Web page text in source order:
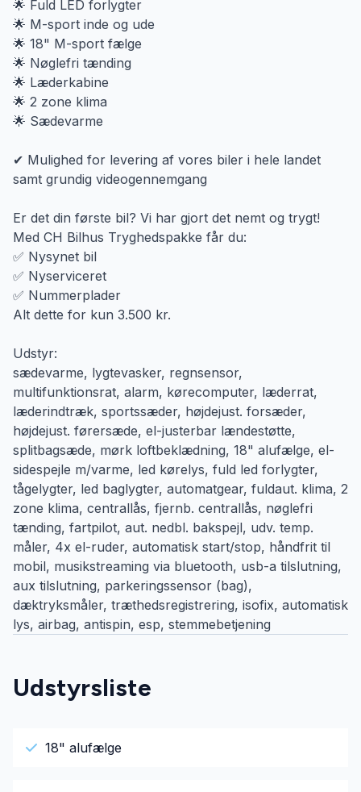
🌟 Fuld LED forlygter
🌟 M-sport inde og ude
🌟 18" M-sport fælge
🌟 Nøglefri tænding
🌟 Læderkabine
🌟 2 zone klima
🌟 Sædevarme
✔ Mulighed for levering af vores biler i hele landet
samt grundig videogennemgang
Er det din første bil? Vi har gjort det nemt og trygt!
Med CH Bilhus Tryghedspakke får du:
✅ Nysynet bil
✅ Nyserviceret
✅ Nummerplader
Alt dette for kun 3.500 kr.
Udstyr:
sædevarme, lygtevasker, regnsensor,
multifunktionsrat, alarm, kørecomputer, læderrat,
læderindtræk, sportssæder, højdejust. forsæder,
højdejust. førersæde, el-justerbar lændestøtte,
splitbagsæde, mørk loftbeklædning, 18" alufælge, el-
sidespejle m/varme, led kørelys, fuld led forlygter,
tågelygter, led baglygter, automatgear, fuldaut. klima, 2
zone klima, centrallås, fjernb. centrallås, nøglefri
tænding, fartpilot, aut. nedbl. bakspejl, udv. temp.
måler, 4x el-ruder, automatisk start/stop, håndfrit til
mobil, musikstreaming via bluetooth, usb-a tilslutning,
aux tilslutning, parkeringssensor (bag),
dæktryksmåler, træthedsregistrering, isofix, automatisk
lys, airbag, antispin, esp, stemmebetjening
Udstyrsliste
18" alufælge